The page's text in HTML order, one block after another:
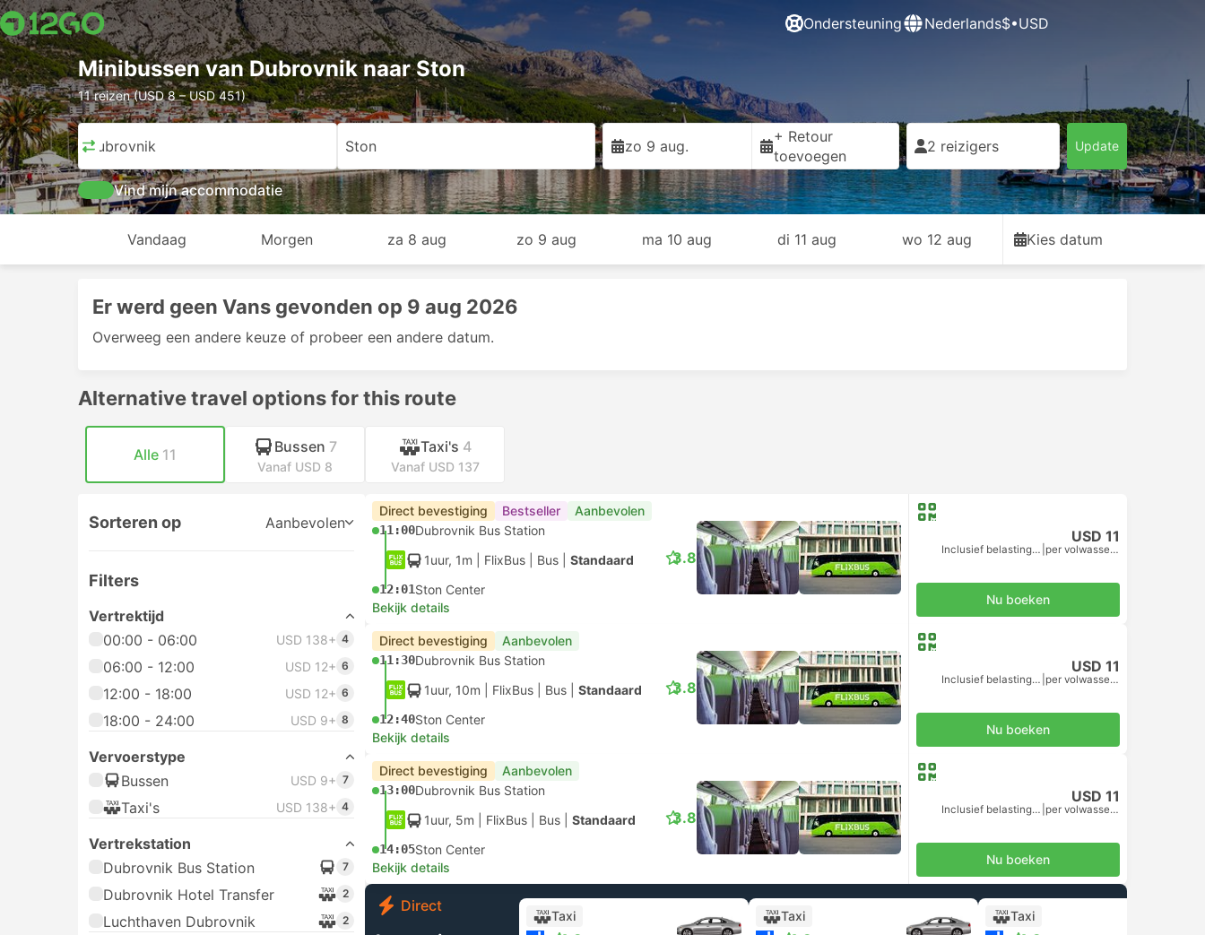
Ondersteuning Nederlands$•USD
Minibussen van Dubrovnik naar Ston
11 reizen (USD 8 – USD 451)
Dubrovnik Ston zo 9 aug.
+ Retour
toevoegen
2 reizigers Update
Vind mijn accommodatie
Vandaag Morgen za 8 aug zo 9 aug ma 10 aug di 11 aug wo 12 aug Kies datum
Er werd geen Vans gevonden op 9 aug 2026
Overweeg een andere keuze of probeer een andere datum.
Alternative travel options for this route
Alle 11 Bussen 7
Vanaf USD 8
Taxi's 4
Vanaf USD 137
Sorteren op Aanbevolen
Filters
Vertrektijd
00:00 - 06:00
USD 138+ 4
06:00 - 12:00 USD 12+ 6
12:00 - 18:00 USD 12+ 6
18:00 - 24:00 USD 9+ 8
Vervoerstype
Bussen
USD 9+ 7
Taxi's USD 138+ 4
Vertrekstation
Dubrovnik Bus Station
7
Dubrovnik Hotel Transfer 2
Luchthaven Dubrovnik 2
Direct bevestiging Bestseller Aanbevolen
11:00Dubrovnik Bus Station
1uur, 1m | FlixBus Bus Standaard
12:01Ston Center
3.8
Bekijk details
USD 11
Inclusief belastingen per volwassene
Nu boeken
Direct bevestiging Aanbevolen
11:30Dubrovnik Bus Station
1uur, 10m | FlixBus Bus Standaard
12:40Ston Center
3.8
Bekijk details
USD 11
Inclusief belastingen per volwassene
Nu boeken
Direct bevestiging Aanbevolen
13:00Dubrovnik Bus Station
1uur, 5m | FlixBus Bus Standaard
14:05Ston Center
3.8
Bekijk details
USD 11
Inclusief belastingen per volwassene
Nu boeken
Direct
Taxi Taxi Taxi